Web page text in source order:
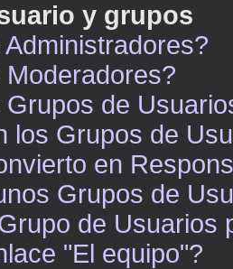
y grupos
de
los Grupos de
en
Grupos de
de Usuarios
"El equipo"?